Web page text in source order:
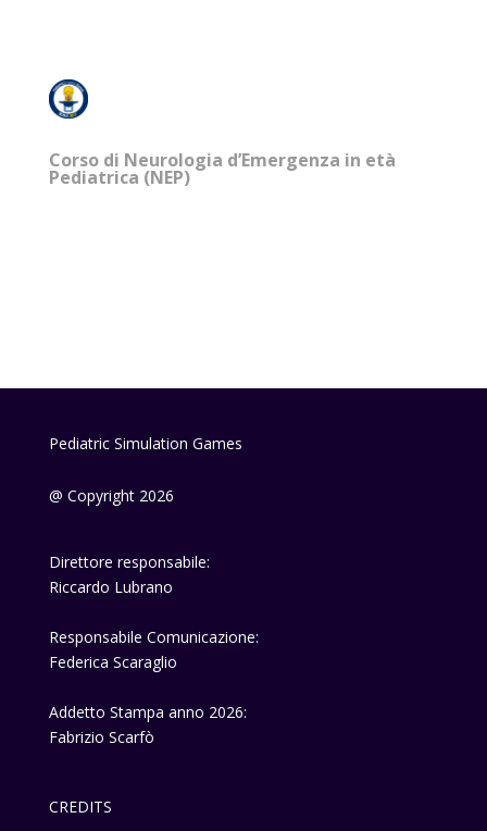
Corso di Neurologia d’Emergenza in età
Pediatrica (NEP)
Pediatric Simulation Games
@ Copyright 2026
Direttore responsabile:
Riccardo Lubrano
Responsabile Comunicazione:
Federica Scaraglio
Addetto Stampa anno 2026:
Fabrizio Scarfò
CREDITS